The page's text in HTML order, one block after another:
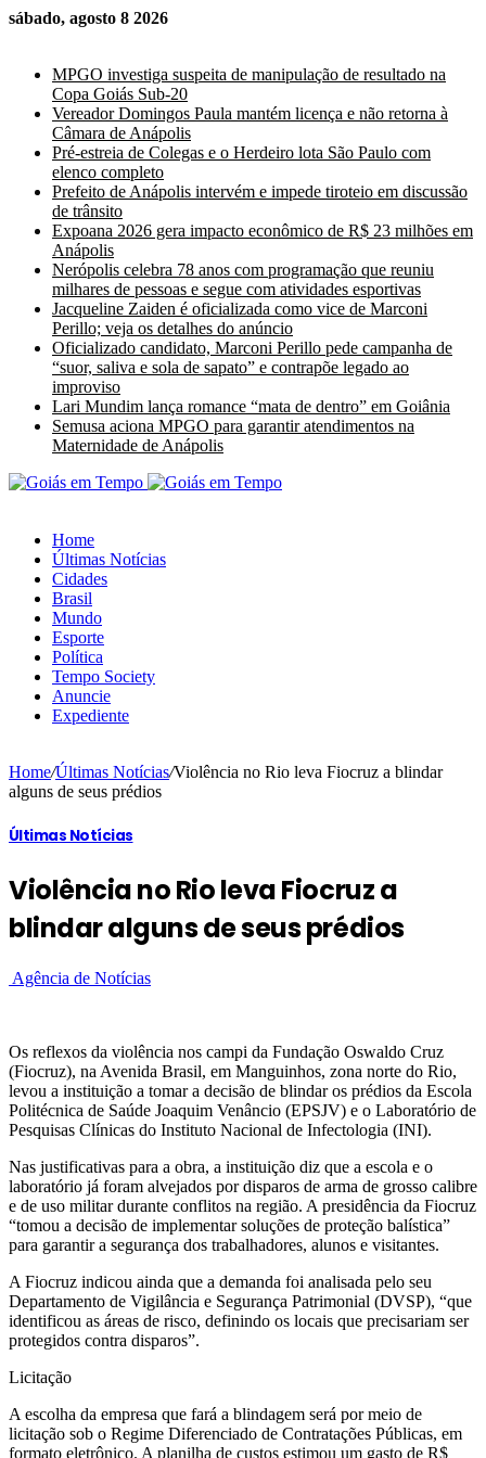
sábado, agosto 8 2026
MPGO investiga suspeita de manipulação de resultado na
Copa Goiás Sub-20
Vereador Domingos Paula mantém licença e não retorna à
Câmara de Anápolis
Pré-estreia de Colegas e o Herdeiro lota São Paulo com
elenco completo
Prefeito de Anápolis intervém e impede tiroteio em discussão
de trânsito
Expoana 2026 gera impacto econômico de R$ 23 milhões em
Anápolis
Nerópolis celebra 78 anos com programação que reuniu
milhares de pessoas e segue com atividades esportivas
Jacqueline Zaiden é oficializada como vice de Marconi
Perillo; veja os detalhes do anúncio
Oficializado candidato, Marconi Perillo pede campanha de
“suor, saliva e sola de sapato” e contrapõe legado ao
improviso
Lari Mundim lança romance “mata de dentro” em Goiânia
Semusa aciona MPGO para garantir atendimentos na
Maternidade de Anápolis
Home
Últimas Notícias
Cidades
Brasil
Mundo
Esporte
Política
Tempo Society
Anuncie
Expediente
Home/Últimas Notícias/Violência no Rio leva Fiocruz a blindar
alguns de seus prédios
Últimas Notícias
Violência no Rio leva Fiocruz a
blindar alguns de seus prédios
Agência de Notícias
Os reflexos da violência nos campi da Fundação Oswaldo Cruz
(Fiocruz), na Avenida Brasil, em Manguinhos, zona norte do Rio,
levou a instituição a tomar a decisão de blindar os prédios da Escola
Politécnica de Saúde Joaquim Venâncio (EPSJV) e o Laboratório de
Pesquisas Clínicas do Instituto Nacional de Infectologia (INI).
Nas justificativas para a obra, a instituição diz que a escola e o
laboratório já foram alvejados por disparos de arma de grosso calibre
e de uso militar durante conflitos na região. A presidência da Fiocruz
“tomou a decisão de implementar soluções de proteção balística”
para garantir a segurança dos trabalhadores, alunos e visitantes.
A Fiocruz indicou ainda que a demanda foi analisada pelo seu
Departamento de Vigilância e Segurança Patrimonial (DVSP), “que
identificou as áreas de risco, definindo os locais que precisariam ser
protegidos contra disparos”.
Licitação
A escolha da empresa que fará a blindagem será por meio de
licitação sob o Regime Diferenciado de Contratações Públicas, em
formato eletrônico. A planilha de custos estimou um gasto de R$